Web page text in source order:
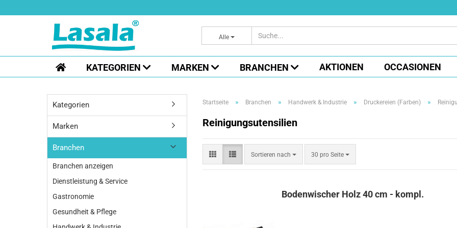
Alle
KATEGORIEN MARKEN BRANCHEN AKTIONEN OCCASIONEN
Startseite » Branchen » Handwerk & Industrie » Druckereien (Farben) »
Reinigungsutensilien
Sortieren nach
Sortieren
nach
30 pro Seite
pro Seite
Bodenwischer Holz 40 cm - kompl.
Kategorien
Marken
Branchen
Branchen anzeigen
Dienstleistung & Service
Gastronomie
Gesundheit & Pflege